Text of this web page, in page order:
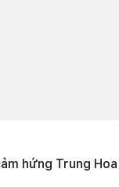
hứng Trung